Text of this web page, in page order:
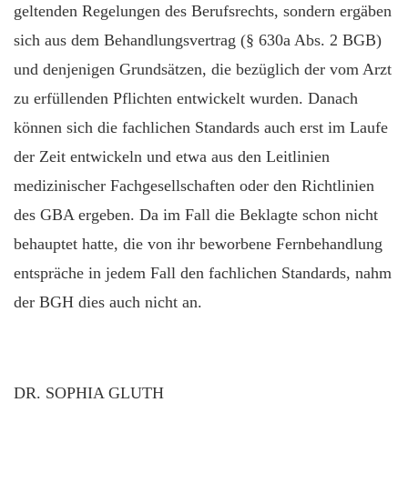
geltenden Regelungen des Berufsrechts, sondern ergäben
sich aus dem Behandlungsvertrag (§ 630a Abs. 2 BGB)
und denjenigen Grundsätzen, die bezüglich der vom Arzt
zu erfüllenden Pflichten entwickelt wurden. Danach
können sich die fachlichen Standards auch erst im Laufe
der Zeit entwickeln und etwa aus den Leitlinien
medizinischer Fachgesellschaften oder den Richtlinien
des GBA ergeben. Da im Fall die Beklagte schon nicht
behauptet hatte, die von ihr beworbene Fernbehandlung
entspräche in jedem Fall den fachlichen Standards, nahm
der BGH dies auch nicht an.
DR. SOPHIA GLUTH